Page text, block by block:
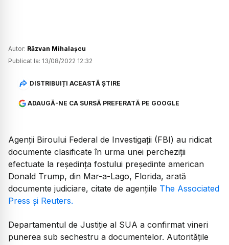
Autor: Răzvan Mihalașcu
Publicat la: 13/08/2022 12:32
DISTRIBUIȚI ACEASTĂ ȘTIRE
ADAUGĂ-NE CA SURSĂ PREFERATĂ PE GOOGLE
Agenții Biroului Federal de Investigații (FBI) au ridicat
documente clasificate în urma unei percheziții
efectuate la reședința fostului președinte american
Donald Trump, din Mar-a-Lago, Florida, arată
documente judiciare, citate de agențiile The Associated
Press și Reuters.
Departamentul de Justiție al SUA a confirmat vineri
punerea sub sechestru a documentelor. Autoritățile